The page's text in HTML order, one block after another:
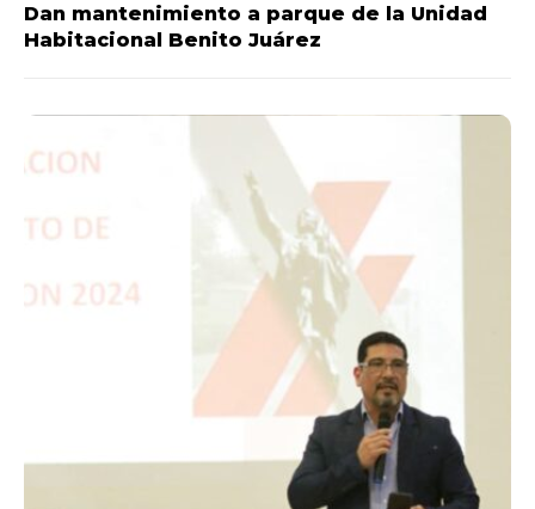
Dan mantenimiento a parque de la Unidad
Habitacional Benito Juárez